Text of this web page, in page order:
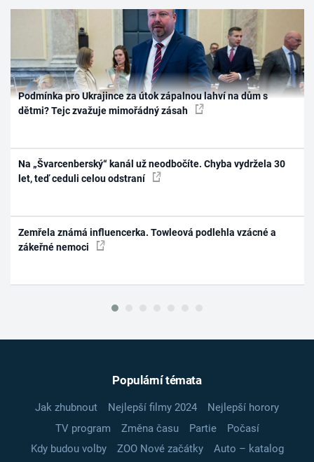
Podmínka pro Ukrajince za útok zápalnou lahví na dům s
dětmi? Tejc zvažuje mimořádný zásah
Na „Švarcenberský“ kanál už neodbočíte. Chyba vydržela 30
let, teď ceduli celou odstraní
Zemřela známá influencerka. Towleová podlehla vzácné a
zákeřné nemoci
Populární témata
Jak zhubnout Nejlepší filmy 2024
Nejlepší horory
TV program
Změna času Partie
Počasí
Kdy budou volby
ZOO Nové začátky
Auto – katalog